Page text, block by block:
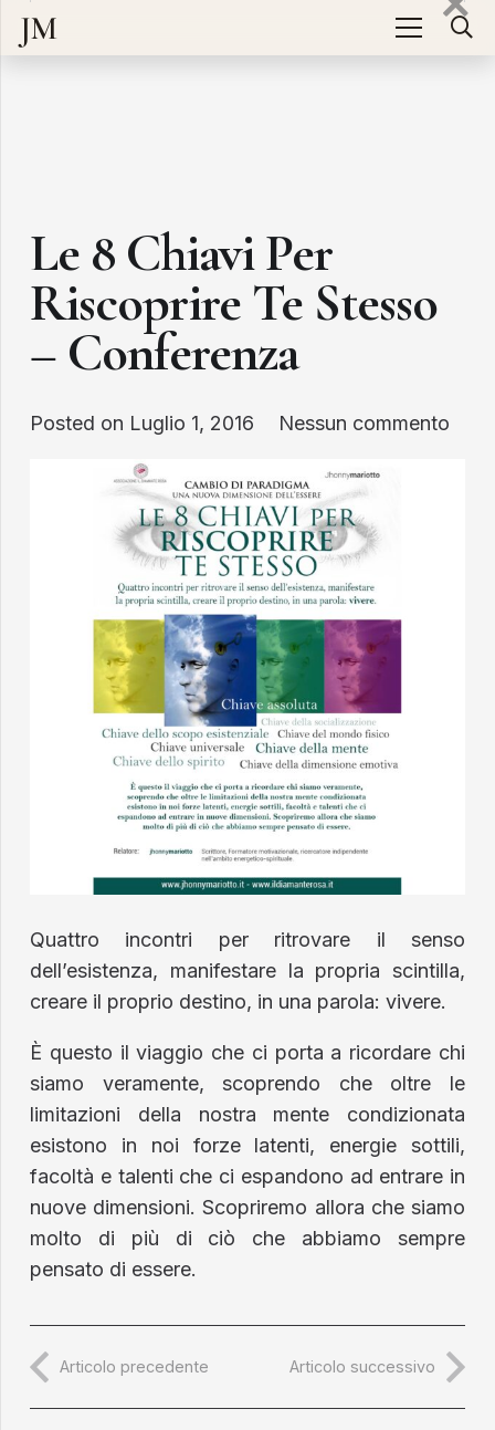
JM
Le 8 Chiavi Per
Riscoprire Te Stesso
– Conferenza
Posted on Luglio 1, 2016 Nessun commento
Quattro incontri per ritrovare il senso
dell’esistenza, manifestare la propria scintilla,
creare il proprio destino, in una parola: vivere.
È questo il viaggio che ci porta a ricordare chi
siamo veramente, scoprendo che oltre le
limitazioni della nostra mente condizionata
esistono in noi forze latenti, energie sottili,
facoltà e talenti che ci espandono ad entrare in
nuove dimensioni. Scopriremo allora che siamo
molto di più di ciò che abbiamo sempre
pensato di essere.
Articolo precedente Articolo successivo